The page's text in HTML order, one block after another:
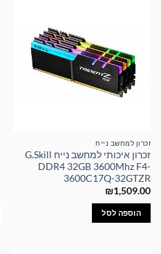
זכרון למחשב נייח
זכרון איכותי למחשב נייח G.Skill
DDR4 32GB 3600Mhz F4-
3600C17Q-32GTZR
₪1,509.00
הוספה לסל